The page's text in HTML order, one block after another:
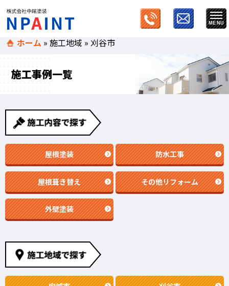
ホーム »施工地域 »刈谷市
施工事例一覧
屋根塗装 防水工事
屋根葺き替え その他リフォーム
外壁塗装